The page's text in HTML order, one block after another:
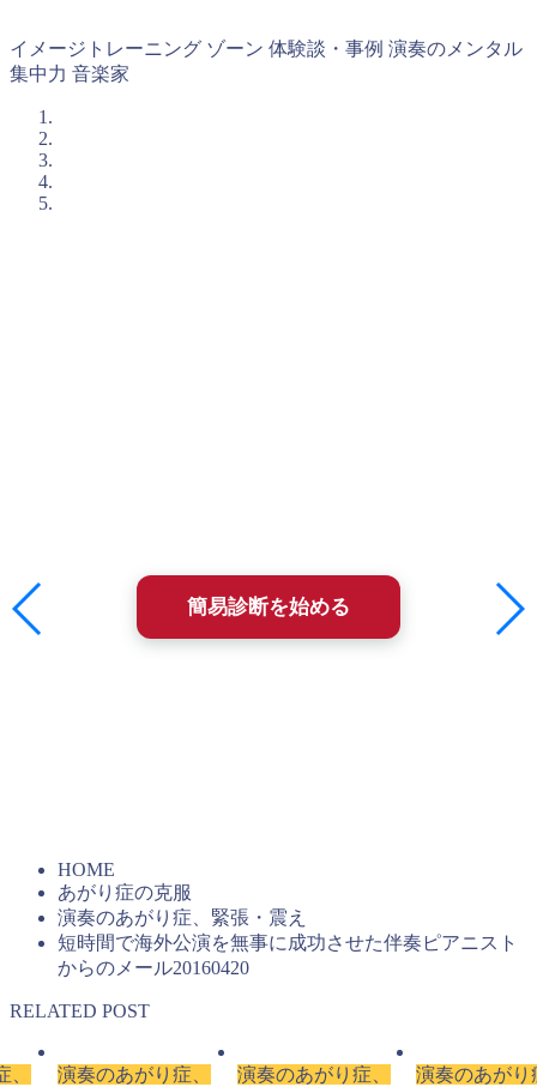
イメージトレーニング ゾーン 体験談・事例 演奏のメンタル
集中力 音楽家
簡易診断を始める
HOME
あがり症の克服
演奏のあがり症、緊張・震え
短時間で海外公演を無事に成功させた伴奏ピアニスト
からのメール20160420
RELATED POST
、
演奏のあがり症、
演奏のあがり症、
演奏のあがり